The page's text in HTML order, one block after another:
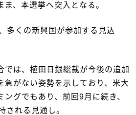
、本選挙へ突入となる。
多くの新興国が参加する見込
では、植田日銀総裁が今後の追加
急がない姿勢を示しており、米大
グでもあり、前回9月に続き、
される見通し。